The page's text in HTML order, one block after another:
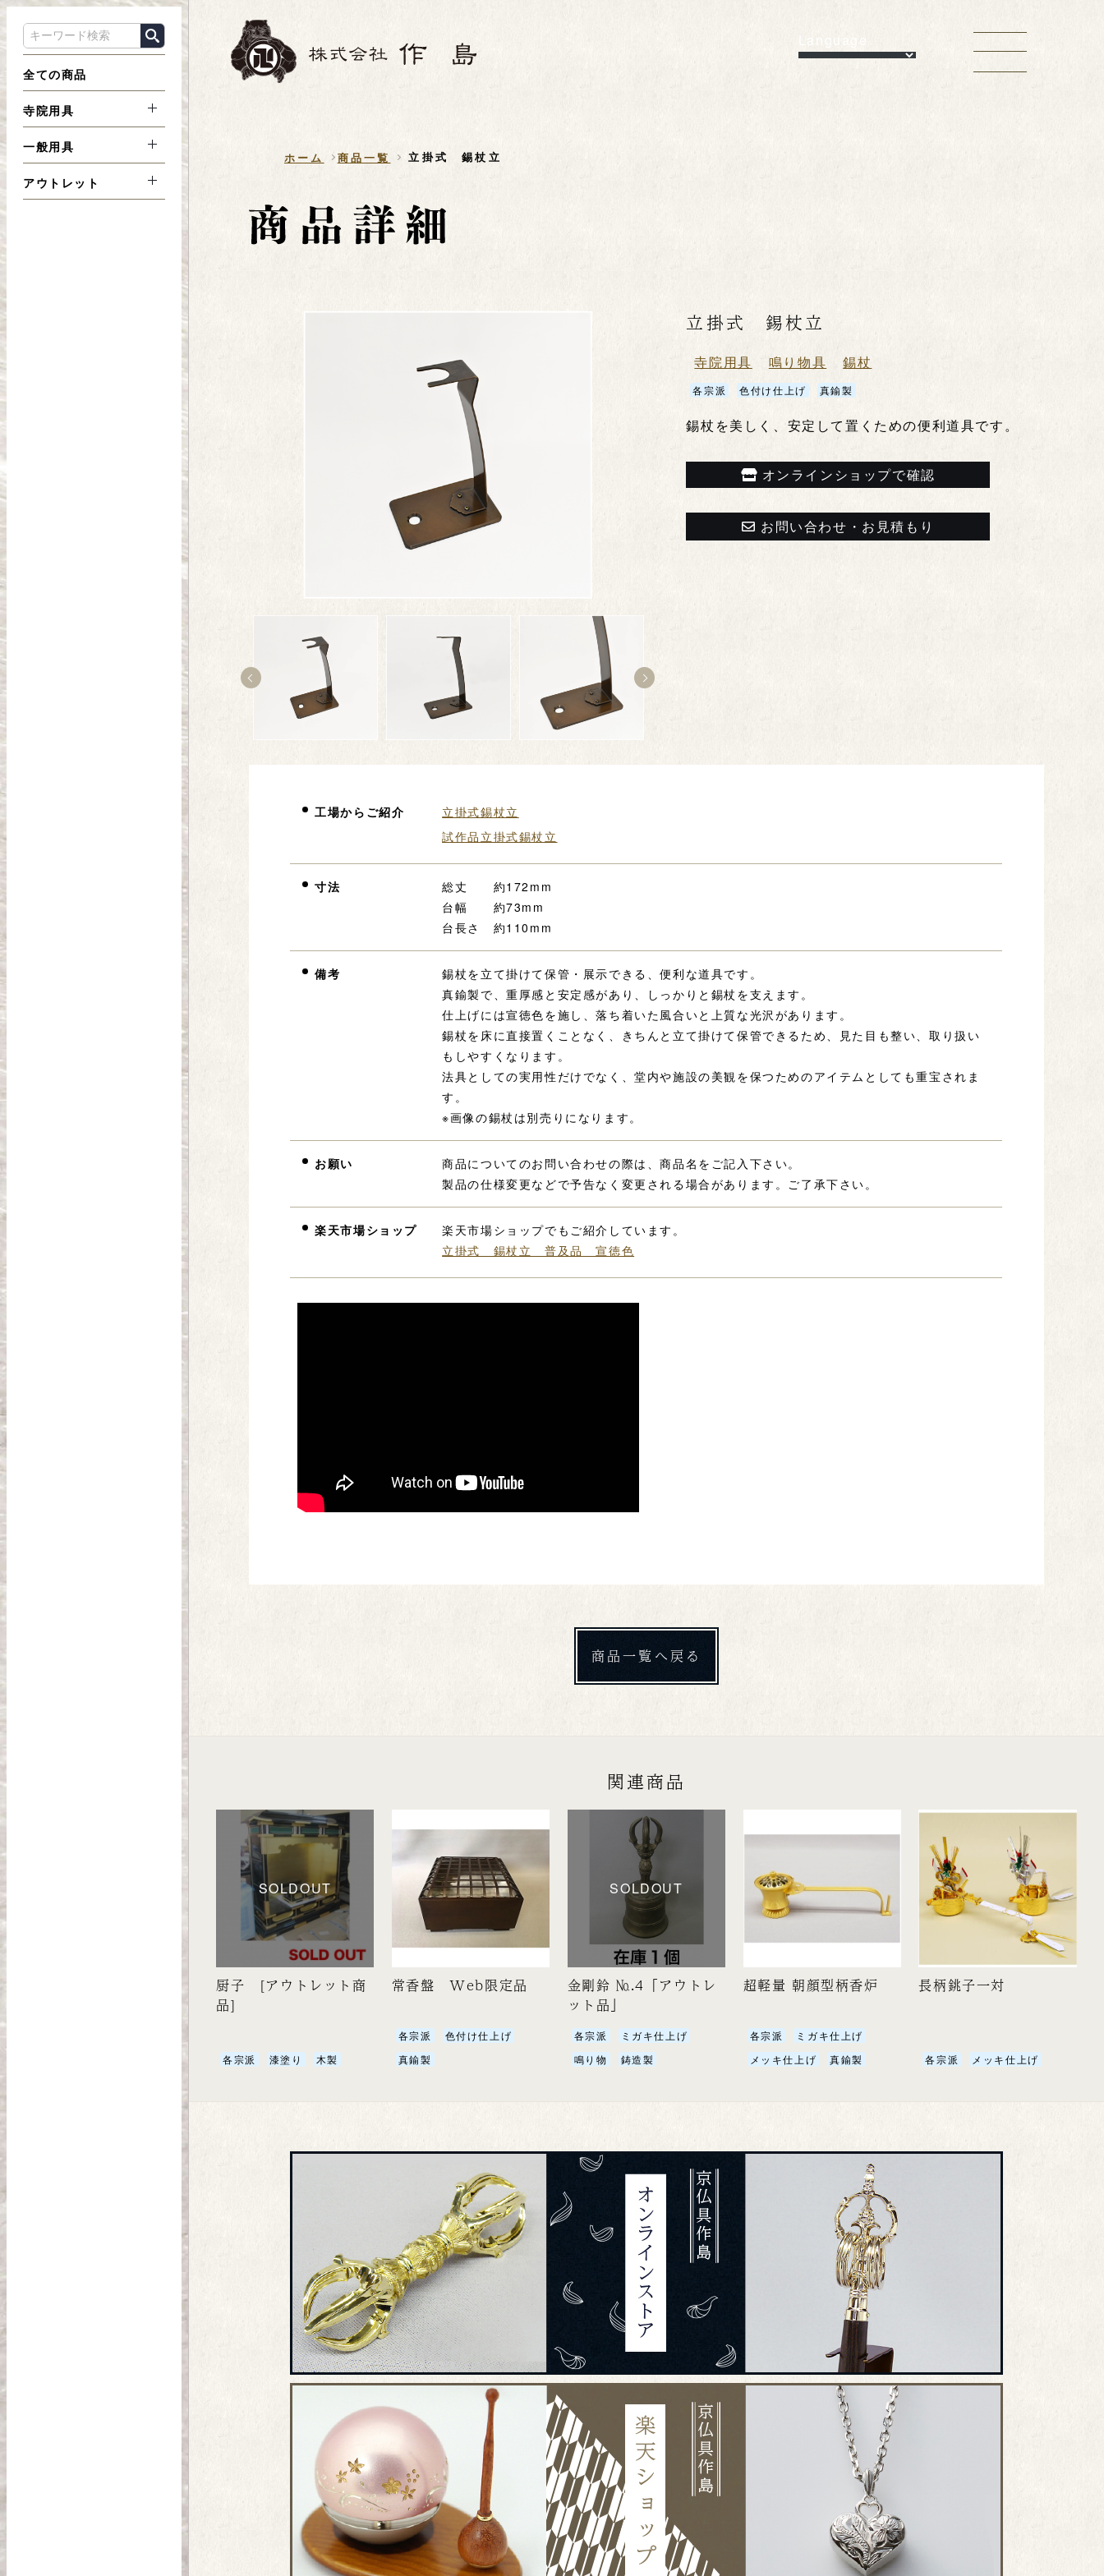
全ての商品
寺院用具
一般用具
アウトレット
Language
ホーム 商品一覧 立掛式 錫杖立
立掛式 錫杖立
寺院用具 鳴り物具 錫杖
各宗派 色付け仕上げ 真鍮製
錫杖を美しく、安定して置くための便利道具です。
オンラインショップで確認
お問い合わせ・お見積もり
工場からご紹介
立掛式錫杖立
試作品立掛式錫杖立
寸法
総丈 約172mm
台幅 約73mm
台長さ 約110mm
備考
錫杖を立て掛けて保管・展示できる、便利な道具です。
真鍮製で、重厚感と安定感があり、しっかりと錫杖を支えます。
仕上げには宣徳色を施し、落ち着いた風合いと上質な光沢があります。
錫杖を床に直接置くことなく、きちんと立て掛けて保管できるため、見た目も整い、取り扱い
もしやすくなります。
法具としての実用性だけでなく、堂内や施設の美観を保つためのアイテムとしても重宝されま
す。
※画像の錫杖は別売りになります。
お願い
商品についてのお問い合わせの際は、商品名をご記入下さい。
製品の仕様変更などで予告なく変更される場合があります。ご了承下さい。
楽天市場ショップ
楽天市場ショップでもご紹介しています。
立掛式 錫杖立 普及品 宣徳色
商品一覧へ戻る
関連商品
SOLDOUT
厨子 [アウトレット商
品]
各宗派 漆塗り 木製
常香盤 Web限定品
各宗派
色付け仕上げ
真鍮製
SOLDOUT
金剛鈴 №.4「アウトレ
ット品」
各宗派
ミガキ仕上げ
鳴り物
鋳造製
超軽量 朝顔型柄香炉
各宗派
ミガキ仕上げ
メッキ仕上げ
真鍮製
長柄銚子一対
各宗派 メッキ仕上げ